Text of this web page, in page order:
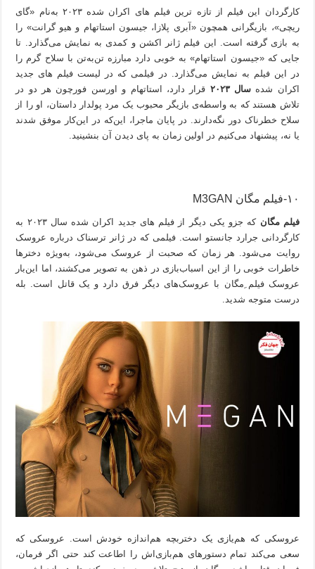
کارگردان این فیلم از تازه ترین فیلم های اکران شده ۲۰۲۳ به‌نام «گای
ریچی»، بازیگرانی همچون «آبری پلازا، جیسون استاتهام و هیو گرانت» را
به بازی گرفته است. این فیلم ژانر اکشن و کمدی به نمایش می‌گذارد. تا
جایی که «جیسون استاتهام» به خوبی دارد مبارزه تن‌به‌تن با سلاح گرم را
در این فیلم به نمایش می‌گذارد. در فیلمی که در لیست فیلم های جدید
اکران شده سال ۲۰۲۳
قرار دارد، استاتهام و اورسن فورچون هر دو در
تلاش هستند که به واسطه‌ی بازیگر محبوب یک مرد پولدار داستان، او را از
سلاح خطرناک دور نگه‌دارند. در پایان ماجرا، این‌که در این‌کار موفق شدند
یا نه، پیشنهاد می‌کنیم در اولین زمان به پای دیدن آن بنشینید.
۱۰-فیلم مگان M3GAN
فیلم مگان
که جزو یکی دیگر از فیلم های جدید اکران شده سال ۲۰۲۳ به
کارگردانی جرارد جانستو است. فیلمی که در ژانر ترسناک درباره عروسک
روایت می‌شود. هر زمان که صحبت از عروسک می‌شود، به‌ویژه دخترها
خاطرات خوبی را از این اسباب‌بازی در ذهن‌ به تصویر می‌کشند، اما این‌بار
عروسک فیلم ِمگان با عروسک‌های دیگر فرق دارد و یک قاتل است. بله
درست متوجه شدید.
عروسکی که هم‌یازی یک دختربچه هم‌اندازه خودش است. عروسکی که
سعی می‌کند تمام دستورهای هم‌بازی‌اش را اطاعت کند حتی اگر فرمان،